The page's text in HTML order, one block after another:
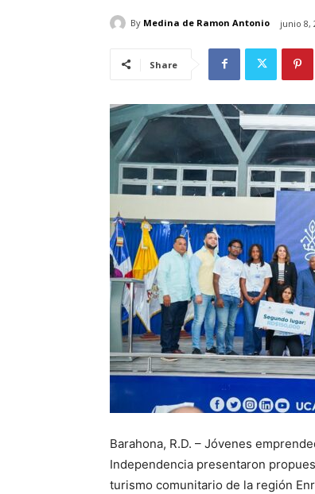
By Medina de Ramon Antonio junio 8,
Share
Barahona, R.D. – Jóvenes
Independencia presentaron
turismo comunitario de la región